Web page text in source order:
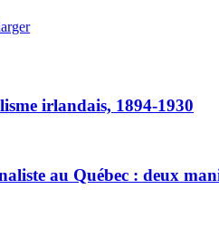
irlandais, 1894-1930
au Québec : deux